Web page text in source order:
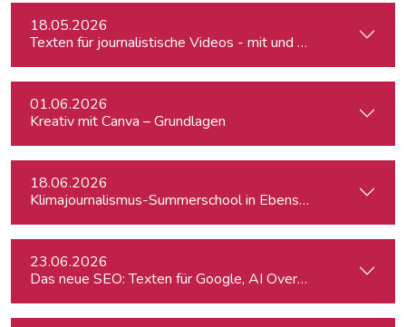
18.05.2026
Texten für journalistische Videos - mit und ohne KI
01.06.2026
Kreativ mit Canva – Grundlagen
18.06.2026
Klimajournalismus-Summerschool in Ebensee
23.06.2026
Das neue SEO: Texten für Google, AI Overviews, ChatGPT